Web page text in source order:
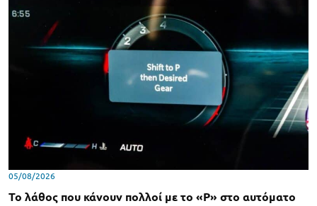
05/08/2026
Το λάθος που κάνουν πολλοί με το «P» στο αυτόματο